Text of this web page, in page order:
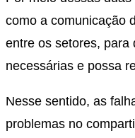
como a comunicação
entre os setores, para
necessárias e possa
Nesse sentido, as
problemas no